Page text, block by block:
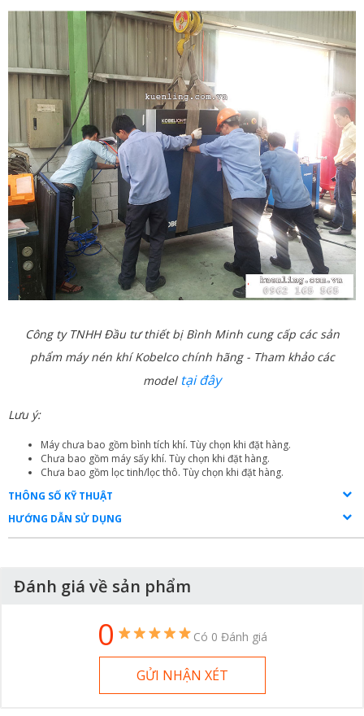
Công ty TNHH Đầu tư thiết bị Bình Minh cung cấp các sản
phẩm máy nén khí Kobelco chính hãng - Tham khảo các
model tại đây
Lưu ý:
Máy chưa bao gồm bình tích khí. Tùy chọn khi đặt hàng.
Chưa bao gồm máy sấy khí. Tùy chọn khi đặt hàng.
Chưa bao gồm lọc tinh/lọc thô. Tùy chọn khi đặt hàng.
THÔNG SỐ KỸ THUẬT
HƯỚNG DẪN SỬ DỤNG
Đánh giá về sản phẩm
0 Có 0 Đánh giá
GỬI NHẬN XÉT